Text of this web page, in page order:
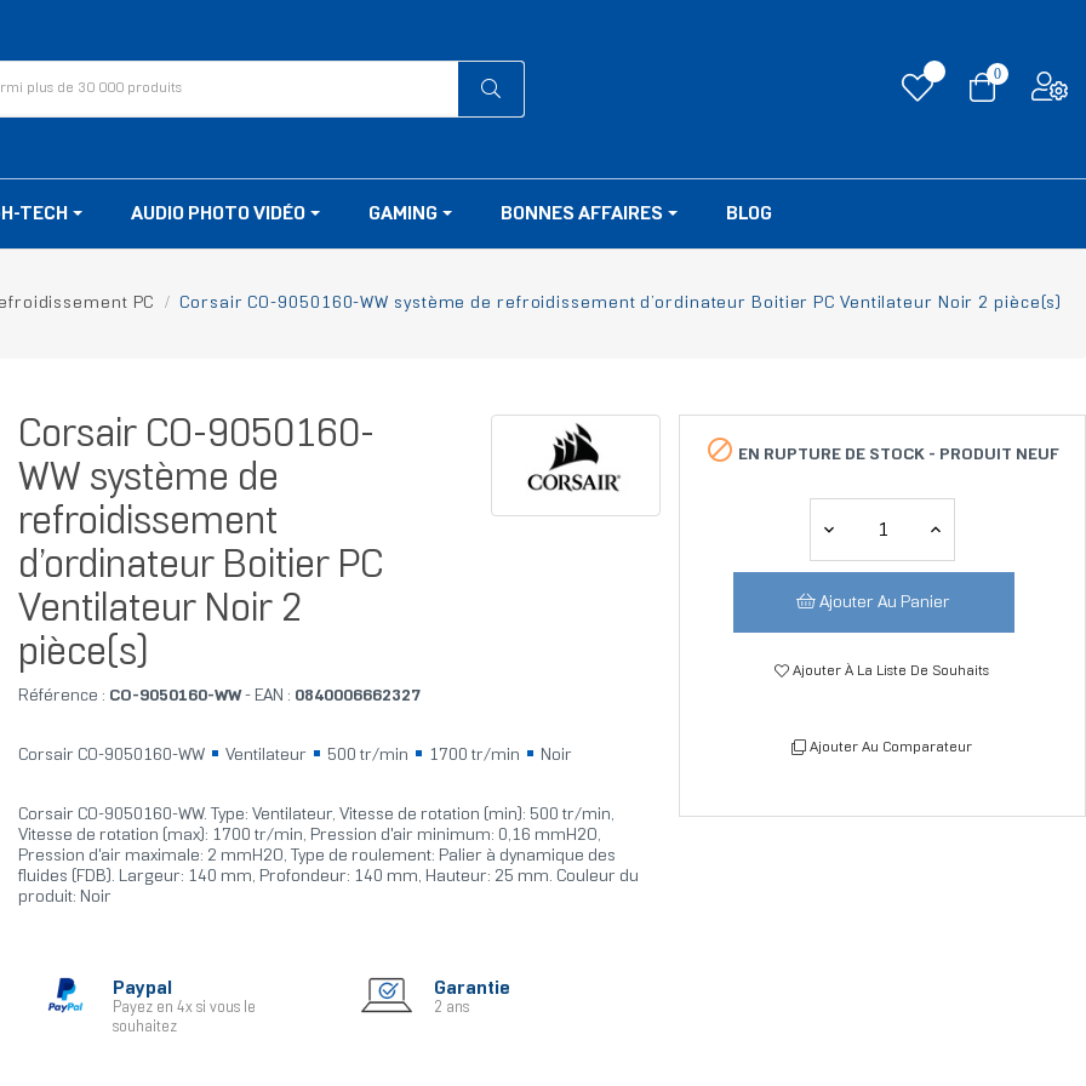
0
TECH AUDIO PHOTO VIDÉO GAMING BONNES AFFAIRES BLOG
PC Corsair CO-9050160-WW système de refroidissement d’ordinateur Boitier PC Ventilateur Noir 2 pièce(s)
Corsair CO-9050160-
WW système de
refroidissement
d’ordinateur Boitier PC
Ventilateur Noir 2
pièce(s)
Référence : CO-9050160-WW- EAN : 0840006662327
Corsair CO-9050160-WW Ventilateur 500 tr/min 1700 tr/min Noir
Corsair CO-9050160-WW. Type: Ventilateur, Vitesse de rotation (min): 500 tr/min,
Vitesse de rotation (max): 1700 tr/min, Pression d'air minimum: 0,16 mmH2O,
Pression d'air maximale: 2 mmH2O, Type de roulement: Palier à dynamique des
fluides (FDB). Largeur: 140 mm, Profondeur: 140 mm, Hauteur: 25 mm. Couleur du
produit: Noir
Paypal
Payez en 4x si vous le
souhaitez
Garantie
2 ans
 EN RUPTURE DE STOCK - PRODUIT NEUF
Ajouter Au Panier
Ajouter À La Liste De Souhaits
Ajouter Au Comparateur